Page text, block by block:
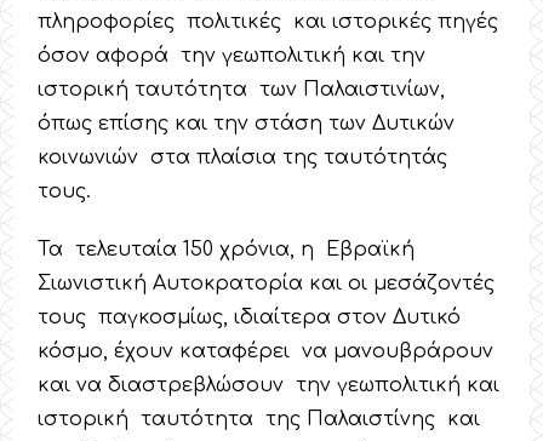
πληροφορίες πολιτικές και ιστορικές πηγές
όσον αφορά την γεωπολιτική και την
ιστορική ταυτότητα των Παλαιστινίων,
όπως επίσης και την στάση των Δυτικών
κοινωνιών στα πλαίσια της ταυτότητάς
τους.
Τα τελευταία 150 χρόνια, η Εβραϊκή
Σιωνιστική Αυτοκρατορία και οι μεσάζοντές
τους παγκοσμίως, ιδιαίτερα στον Δυτικό
κόσμο, έχουν καταφέρει να μανουβράρουν
και να διαστρεβλώσουν την γεωπολιτική και
ιστορική ταυτότητα της Παλαιστίνης και